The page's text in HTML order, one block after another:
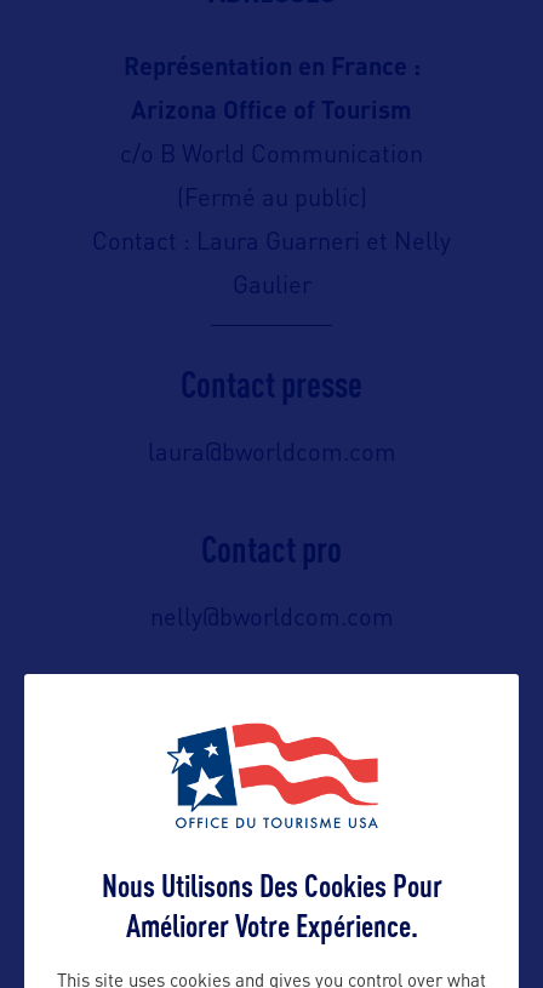
Représentation en France :
Arizona Office of Tourism
c/o B World Communication
(Fermé au public)
Contact : Laura Guarneri et Nelly
Gaulier
Contact presse
laura@bworldcom.com
Contact pro
nelly@bworldcom.com
Contact grand public
nelly@bworldcom.com
Suivre
Nous Utilisons Des Cookies Pour
Améliorer Votre Expérience.
This site uses cookies and gives you control over what